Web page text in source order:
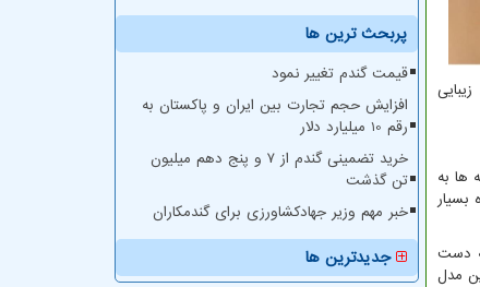
ها به
دست
مدل
پربحث ترین ها
قیمت گندم تغییر نمود
افزایش حجم تجارت بین ایران و پاکستان به
رقم 10 میلیارد دلار
خرید تضمینی گندم از ۷ و پنج دهم میلیون
تن گذشت
خبر مهم وزیر جهادکشاورزی برای گندمکاران
جدیدترین ها